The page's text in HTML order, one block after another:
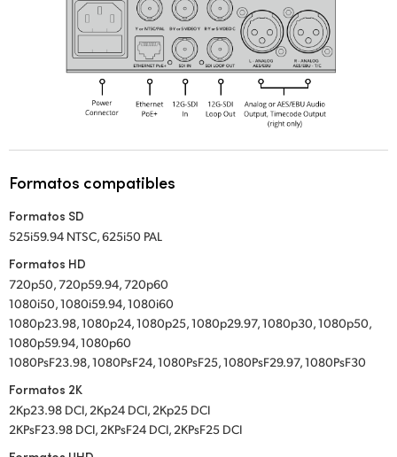
Formatos compatibles
Formatos SD
525i59.94 NTSC, 625i50 PAL
Formatos HD
720p50, 720p59.94, 720p60
1080i50, 1080i59.94, 1080i60
1080p23.98, 1080p24, 1080p25, 1080p29.97, 1080p30, 1080p50,
1080p59.94, 1080p60
1080PsF23.98, 1080PsF24, 1080PsF25, 1080PsF29.97, 1080PsF30
Formatos 2K
2Kp23.98 DCI, 2Kp24 DCI, 2Kp25 DCI
2KPsF23.98 DCI, 2KPsF24 DCI, 2KPsF25 DCI